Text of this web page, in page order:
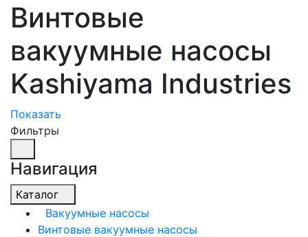
Винтовые
вакуумные насосы
Kashiyama Industries
Показать
Фильтры
Навигация
Каталог
Вакуумные насосы
Винтовые вакуумные насосы